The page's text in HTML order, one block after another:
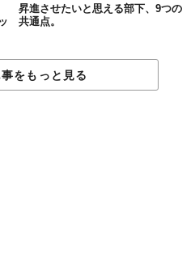
昇進させたいと思える部下、9つの
共通点。
をもっと見る